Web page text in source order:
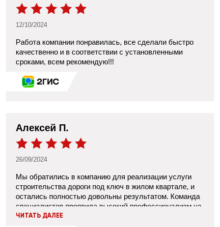
12/10/2024
Работа компании понравилась, все сделали быстро
качественно и в соответствии с установленными
сроками, всем рекомендую!!!
Алексей П.
26/09/2024
Мы обратились в компанию для реализации услуги
строительства дороги под ключ в жилом квартале, и
остались полностью довольны результатом. Команда
специалистов проявила высокий профессионализм на
каждом этапе — от проектирования до сдачи готовой
ЧИТАТЬ ДАЛЕЕ